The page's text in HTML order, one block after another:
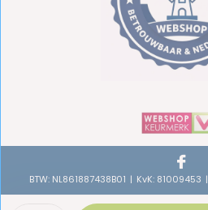
BTW: NL861887438B01 KvK: 81009453